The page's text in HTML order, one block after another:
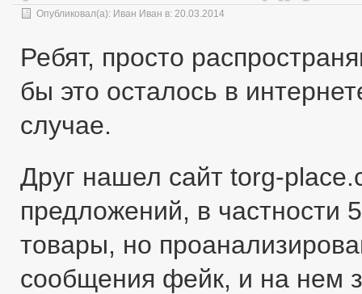
Опубликовал(а): Иван Иван в: 20.03.2014
Ребят, просто
бы это осталось в
случае.
Друг нашел сайт torg-
предложений, в частности
товары, но
сообщения фейк, и на нем